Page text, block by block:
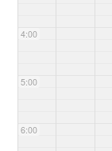
4:00
5:00
6:00